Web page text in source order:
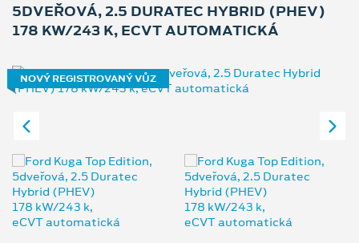
5DVEŘOVÁ, 2.5 DURATEC HYBRID (PHEV)
178 KW/243 K, ECVT AUTOMATICKÁ
NOVÝ REGISTROVANÝ VŮZ